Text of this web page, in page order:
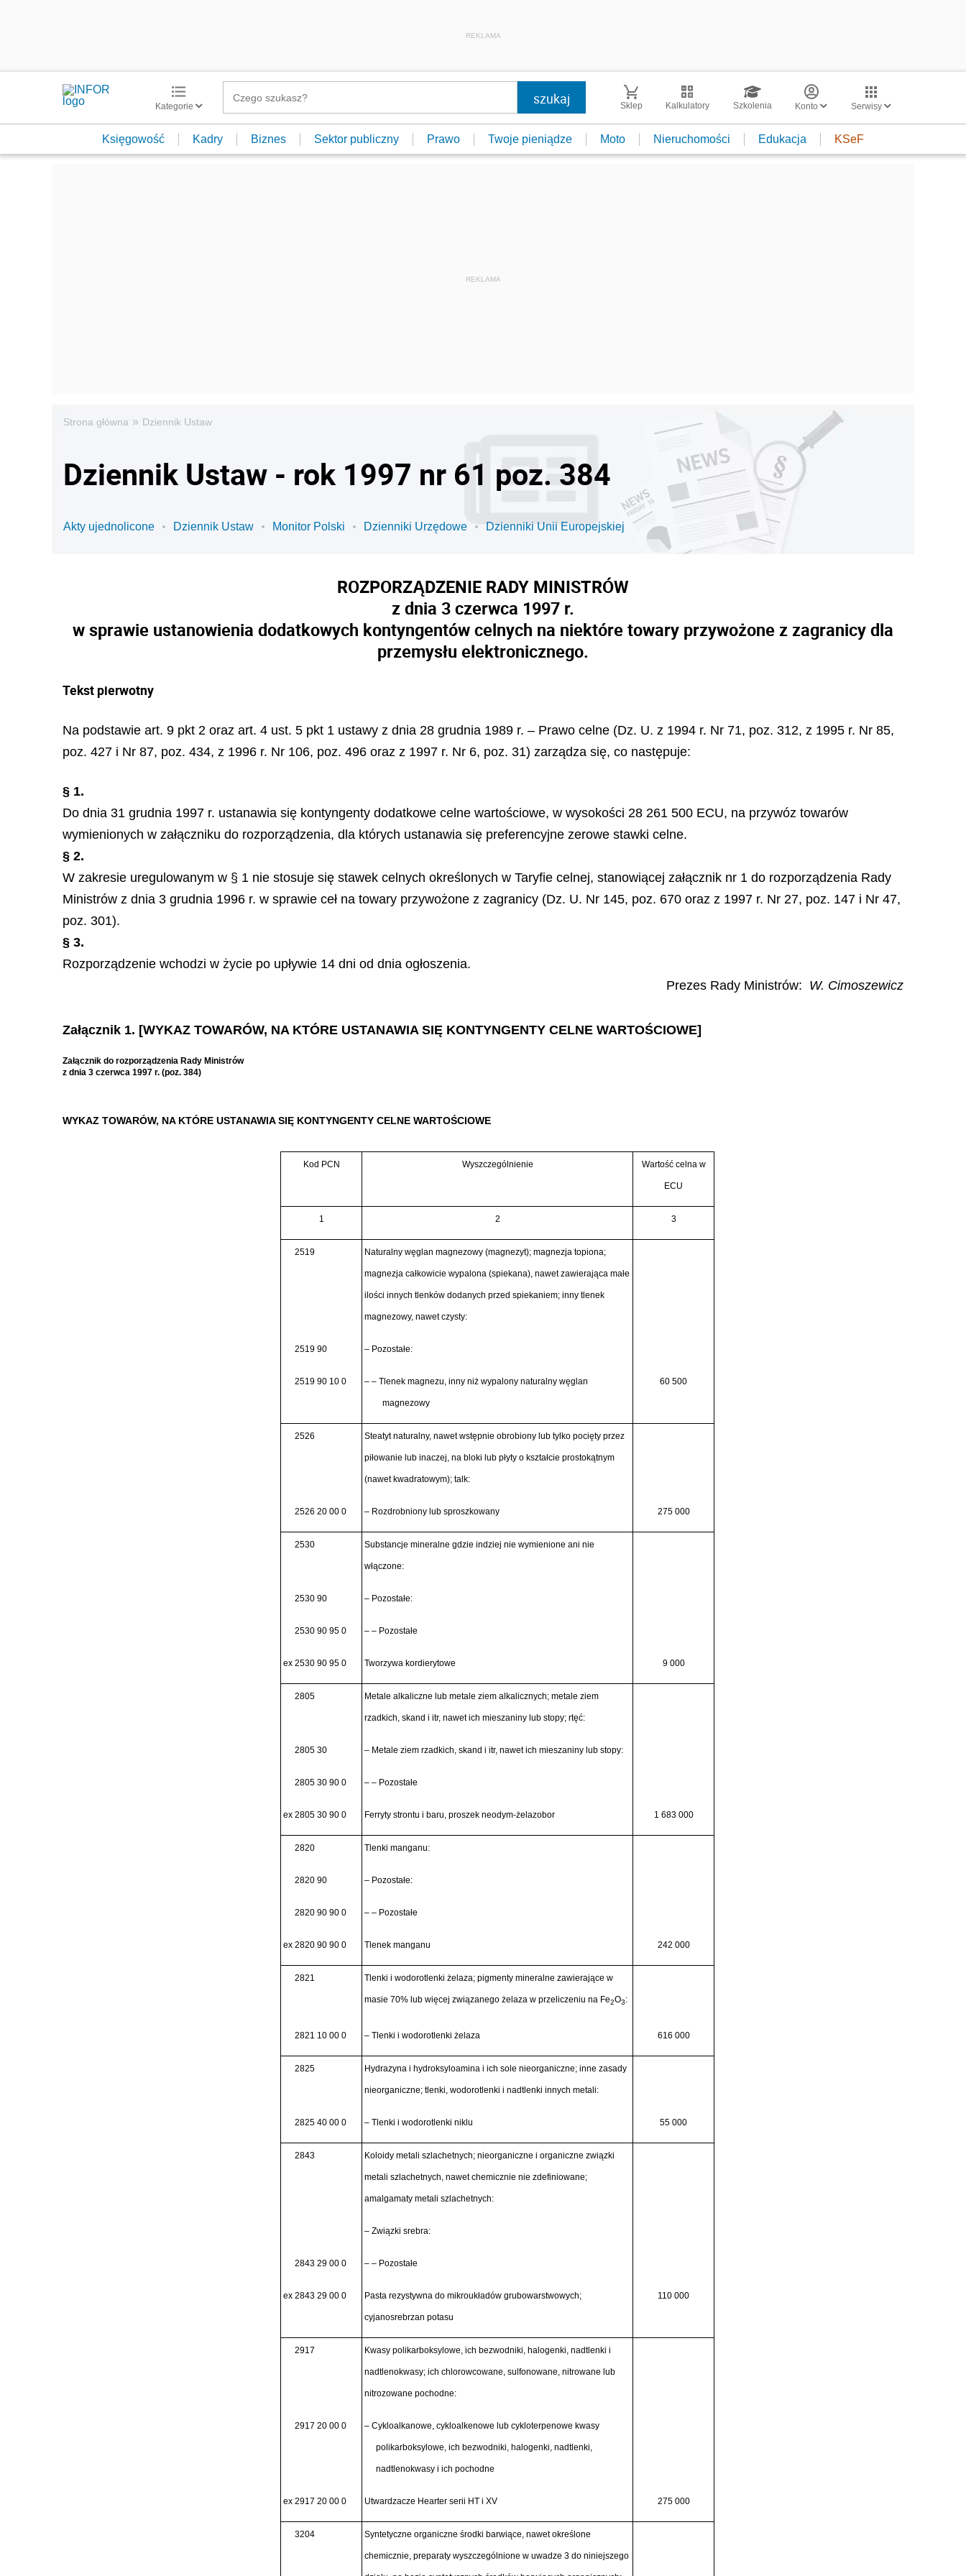
REKLAMA
Kategorie Sklep Kalkulatory Szkolenia Konto Serwisy
Księgowość Kadry Biznes Sektor publiczny Prawo Twoje pieniądze Moto Nieruchomości Edukacja KSeF
Strona główna » Dziennik Ustaw
Dziennik Ustaw - rok 1997 nr 61 poz. 384
Akty ujednolicone Dziennik Ustaw Monitor Polski Dzienniki Urzędowe Dzienniki Unii Europejskiej
ROZPORZĄDZENIE RADY MINISTRÓW
z dnia 3 czerwca 1997 r.
w sprawie ustanowienia dodatkowych kontyngentów celnych na niektóre towary przywożonezzagranicy dla
przemysłu elektronicznego.
Tekst pierwotny
Na podstawie art. 9 pkt 2 oraz art. 4 ust. 5 pkt 1 ustawy z dnia 28 grudnia 1989 r. – Prawo celne (Dz. U. z 1994 r. Nr 71, poz. 312, z 1995 r. Nr 85,
poz. 427 i Nr 87, poz. 434, z 1996 r. Nr 106, poz. 496 oraz z 1997 r. Nr 6, poz. 31) zarządza się, co następuje:
§ 1.
Do dnia 31 grudnia 1997 r. ustanawia się kontyngenty dodatkowe celne wartościowe, w wysokości 28 261 500 ECU, na przywóz towarów
wymienionych w załączniku do rozporządzenia, dla których ustanawia się preferencyjne zerowe stawki celne.
§ 2.
W zakresie uregulowanym w § 1 nie stosuje się stawek celnych określonych w Taryfie celnej, stanowiącej załącznik nr 1 do rozporządzenia Rady
Ministrów z dnia 3 grudnia 1996 r. w sprawie ceł na towary przywożone z zagranicy (Dz. U. Nr 145, poz. 670 oraz z 1997 r. Nr 27, poz. 147 i Nr 47,
poz. 301).
§ 3.
Rozporządzenie wchodzi w życie po upływie 14 dni od dnia ogłoszenia.
Prezes Rady Ministrów: W. Cimoszewicz
Załącznik 1. [WYKAZ TOWARÓW, NA KTÓRE USTANAWIA SIĘ KONTYNGENTY CELNE WARTOŚCIOWE]
Załącznik do rozporządzenia Rady Ministrów
z dnia 3 czerwca 1997 r. (poz. 384)
WYKAZ TOWARÓW, NA KTÓRE USTANAWIA SIĘ KONTYNGENTY CELNE WARTOŚCIOWE
Kod PCN Wyszczególnienie Wartość celna w
ECU
1 2 3
2519 Naturalny węglan magnezowy (magnezyt); magnezja topiona;
magnezja całkowicie wypalona (spiekana), nawet zawierająca małe
ilości innych tlenków dodanych przed spiekaniem; inny tlenek
magnezowy, nawet czysty:
2519 90 – Pozostałe:
2519 90 10 0 – – Tlenek magnezu, inny niż wypalony naturalny węglan
magnezowy
60 500
2526 Steatyt naturalny, nawet wstępnie obrobiony lub tylko pocięty przez
piłowanie lub inaczej, na bloki lub płyty o kształcie prostokątnym
(nawet kwadratowym); talk:
2526 20 00 0 – Rozdrobniony lub sproszkowany 275 000
2530 Substancje mineralne gdzie indziej nie wymienione ani nie
włączone:
2530 90 – Pozostałe:
2530 90 95 0 – – Pozostałe
ex 2530 90 95 0 Tworzywa kordierytowe 9 000
2805 Metale alkaliczne lub metale ziem alkalicznych; metale ziem
rzadkich, skand i itr, nawet ich mieszaniny lub stopy; rtęć:
2805 30 – Metale ziem rzadkich, skand i itr, nawet ich mieszaniny lub stopy:
2805 30 90 0 – – Pozostałe
ex 2805 30 90 0 Ferryty strontu i baru, proszek neodym-żelazobor 1 683 000
2820 Tlenki manganu:
2820 90 – Pozostałe:
2820 90 90 0 – – Pozostałe
ex 2820 90 90 0 Tlenek manganu 242 000
2821 Tlenki i wodorotlenki żelaza; pigmenty mineralne zawierające w
masie 70% lub więcej związanego żelaza w przeliczeniu na Fe2O3:
2821 10 00 0 – Tlenki i wodorotlenki żelaza 616 000
2825 Hydrazyna i hydroksyloamina i ich sole nieorganiczne; inne zasady
nieorganiczne; tlenki, wodorotlenki i nadtlenki innych metali:
2825 40 00 0 – Tlenki i wodorotlenki niklu 55 000
2843 Koloidy metali szlachetnych; nieorganiczne i organiczne związki
metali szlachetnych, nawet chemicznie nie zdefiniowane;
amalgamaty metali szlachetnych:
– Związki srebra:
2843 29 00 0 – – Pozostałe
ex 2843 29 00 0 Pasta rezystywna do mikroukładów grubowarstwowych;
cyjanosrebrzan potasu
110 000
2917 Kwasy polikarboksylowe, ich bezwodniki, halogenki, nadtlenki i
nadtlenokwasy; ich chlorowcowane, sulfonowane, nitrowane lub
nitrozowane pochodne:
2917 20 00 0 – Cykloalkanowe, cykloalkenowe lub cykloterpenowe kwasy
polikarboksylowe, ich bezwodniki, halogenki, nadtlenki,
nadtlenokwasy i ich pochodne
ex 2917 20 00 0 Utwardzacze Hearter serii HT i XV 275 000
3204 Syntetyczne organiczne środki barwiące, nawet określone
chemicznie, preparaty wyszczególnione w uwadze 3 do niniejszego